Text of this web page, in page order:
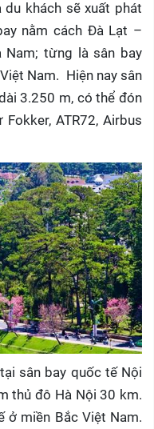
khách sẽ xuất phát
nằm cách Đà Lạt –
từng là sân bay
Nam. Hiện nay sân
3.250 m, có thể đón
ATR72, Airbus
sân bay quốc tế Nội
thủ đô Hà Nội 30 km.
ở miền Bắc Việt Nam.